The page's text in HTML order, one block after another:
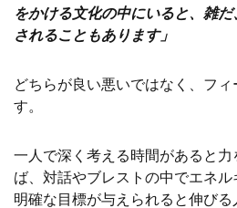
をかける文化の中にいると、雑
されることもあります」
どちらが良い悪いではなく、フ
す。
一人で深く考える時間があると
ば、対話やブレストの中でエネル
明確な目標が与えられると伸び